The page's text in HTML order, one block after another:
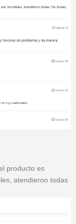
producto es
atendieron todas